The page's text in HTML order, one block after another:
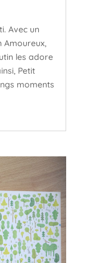
Avec un
Amoureux,
les adore
Petit
moments